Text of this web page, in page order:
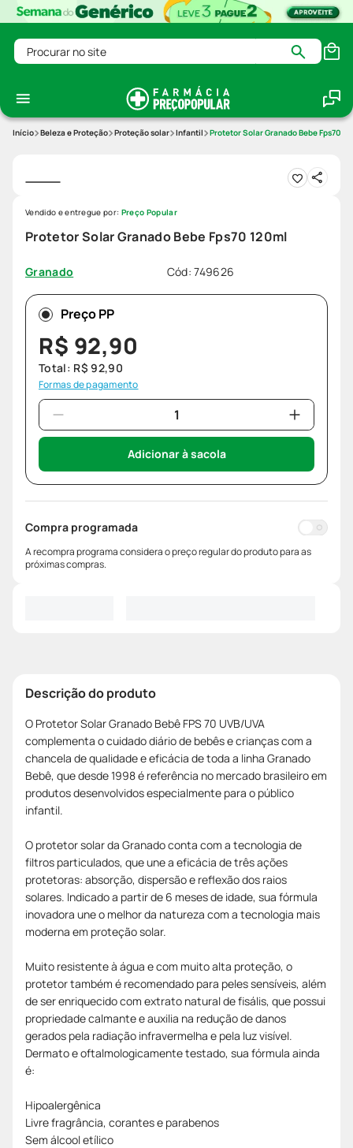
Procurar no site
Beleza e Proteção Proteção solar Infantil Protetor Solar Granado Bebe Fps70
Protetor Solar Granado Bebe Fps70 120ml
Granado Cód:749626
Vendido e entregue por: Preço Popular
Preço PP
R$ 92,90
Total: R$ 92,90
Formas de pagamento
Adicionar à sacola
Compra programada
A recompra programa considera o preço regular do produto para as
próximas compras.
Descrição do produto
O Protetor Solar Granado Bebê FPS 70 UVB/UVA
complementa o cuidado diário de bebês e crianças com a
chancela de qualidade e eficácia de toda a linha Granado
Bebê, que desde 1998 é referência no mercado brasileiro em
produtos desenvolvidos especialmente para o público
infantil.
O protetor solar da Granado conta com a tecnologia de
filtros particulados, que une a eficácia de três ações
protetoras: absorção, dispersão e reflexão dos raios
solares. Indicado a partir de 6 meses de idade, sua fórmula
inovadora une o melhor da natureza com a tecnologia mais
moderna em proteção solar.
Muito resistente à água e com muito alta proteção, o
protetor também é recomendado para peles sensíveis, além
de ser enriquecido com extrato natural de fisális, que possui
propriedade calmante e auxilia na redução de danos
gerados pela radiação infravermelha e pela luz visível.
Dermato e oftalmologicamente testado, sua fórmula ainda
é:
Hipoalergênica
Livre fragrância, corantes e parabenos
Sem álcool etílico